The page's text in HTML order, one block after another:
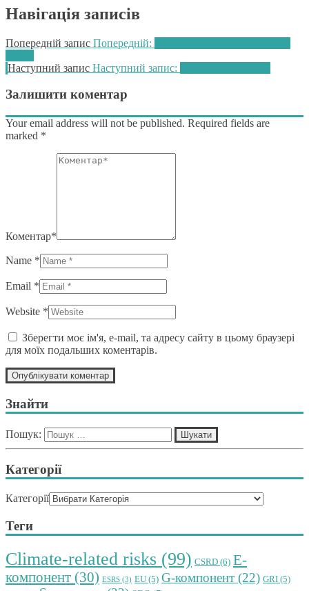
Навігація записів
Попередній запис Попередній:
Наступний запис Наступний запис:
Залишити коментар
Your email address will not be published. Required fields are
marked *
Коментар*
Name *
Email *
Website *
Зберегти моє ім'я, e-mail, та адресу сайту в цьому браузері
для моїх подальших коментарів.
Знайти
Пошук:
Категорії
Категорії
Теги
Climate-related risks (99) CSRD (6) E-
компонент (30) ESRS (3) EU (5) G-компонент (22) GRI (5)